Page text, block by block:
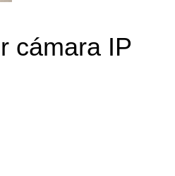
cámara IP